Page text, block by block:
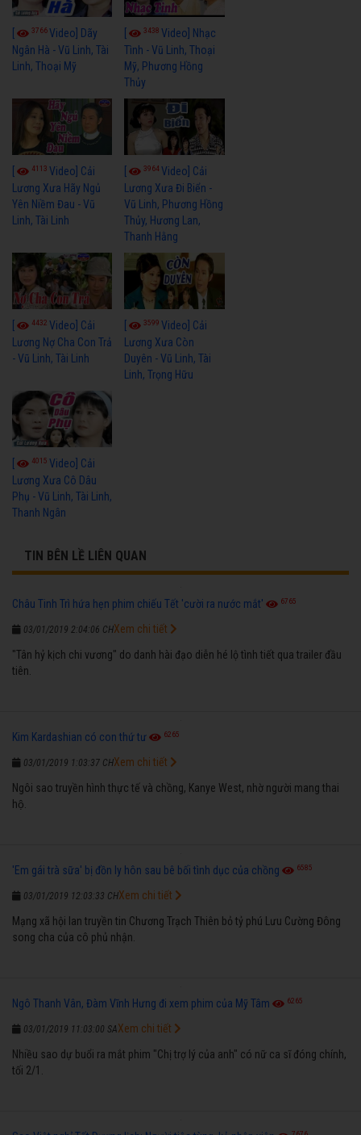
3766Video] Dãy
Ngân Hà - Vũ Linh, Tài
Linh, Thoại Mỹ
3438Video] Nhạc
Tình - Vũ Linh, Thoại
Mỹ, Phương Hồng
Thủy
4113 Video] Cải
Lương Xưa Hãy Ngủ
Yên Niềm Đau - Vũ
Linh, Tài Linh
3964Video] Cải
Lương Xưa Đi Biển -
Vũ Linh, Phương Hồng
Thủy, Hương Lan,
Thanh Hằng
4432 Video] Cải
Lương Nợ Cha Con Trả
- Vũ Linh, Tài Linh
3599Video] Cải
Lương Xưa Còn
Duyên - Vũ Linh, Tài
Linh, Trọng Hữu
[ 4015 Video] Cải
Lương Xưa Cô Dâu
Phụ - Vũ Linh, Tài Linh,
Thanh Ngân
TIN BÊN LỀ LIÊN QUAN
Châu Tinh Trì hứa hẹn phim chiếu Tết 'cười ra nước mắt' 6765
03/01/2019 2:04:06 CH
"Tân hỷ kịch chi vương" do danh hài đạo diễn hé lộ tình tiết qua trailer đầu
tiên.
Xem chi tiết
Kim Kardashian có con thứ tư 6265
03/01/2019 1:03:37 CH
Ngôi sao truyền hình thực tế và chồng, Kanye West, nhờ người mang thai
hộ.
Xem chi tiết
'Em gái trà sữa' bị đồn ly hôn sau bê bối tình dục của chồng 6585
03/01/2019 12:03:33 CH
Mạng xã hội lan truyền tin Chương Trạch Thiên bỏ tỷ phú Lưu Cường Đông
song cha của cô phủ nhận.
Xem chi tiết
Ngô Thanh Vân, Đàm Vĩnh Hưng đi xem phim của Mỹ Tâm 6265
03/01/2019 11:03:00 SA
Nhiều sao dự buổi ra mắt phim "Chị trợ lý của anh" có nữ ca sĩ đóng chính,
tối 2/1.
Xem chi tiết